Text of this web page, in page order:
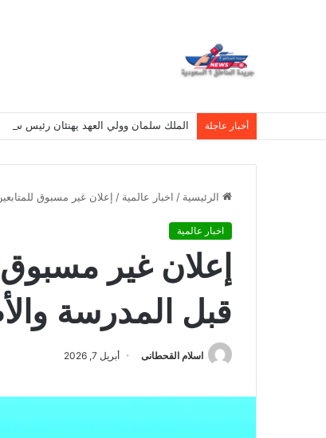
أخبار عاجلة الملك سلمان وولي العهد يهنئان رئيس
الرئيسية / اخبار عالمية / إعلان غير مسبوق
اخبار عالمية
إعلان غير
قبل المدرسة
اسلام القحطانى أبريل 7, 2026